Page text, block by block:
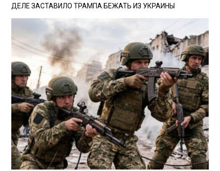
ДЕЛЕ ЗАСТАВИЛО ТРАМПА БЕЖАТЬ ИЗ УКРАИНЫ